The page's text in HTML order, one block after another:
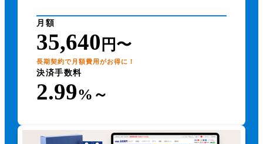
月額
35,640 円〜
長期契約で月額費用がお得に！
決済手数料
2.99%～